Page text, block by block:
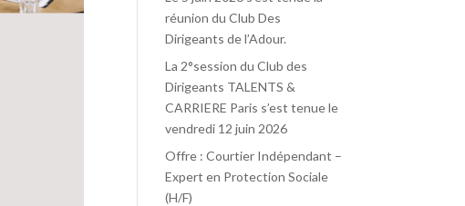
réunion du Club Des
Dirigeants de l’Adour.
La 2°session du Club des
Dirigeants TALENTS &
CARRIERE Paris s’est tenue le
vendredi 12 juin 2026
Offre : Courtier Indépendant –
Expert en Protection Sociale
(H/F)